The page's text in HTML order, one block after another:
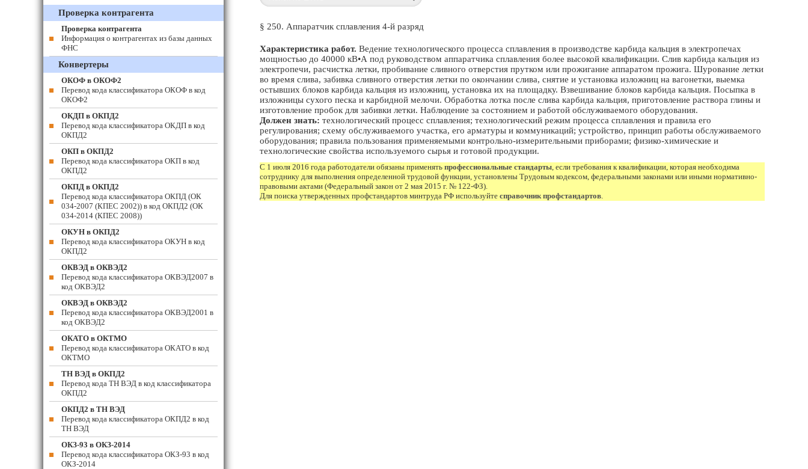
§ 250. Аппаратчик сплавления 4-й разряд
Характеристика работ. Ведение технологического процесса сплавления в производстве карбида кальция в электропечах
мощностью до 40000 кВ•А под руководством аппаратчика сплавления более высокой квалификации. Слив карбида кальция из
электропечи, расчистка летки, пробивание сливного отверстия прутком или прожигание аппаратом прожига. Шурование летки
во время слива, забивка сливного отверстия летки по окончании слива, снятие и установка изложниц на вагонетки, выемка
остывших блоков карбида кальция из изложниц, установка их на площадку. Взвешивание блоков карбида кальция. Посыпка в
изложницы сухого песка и карбидной мелочи. Обработка лотка после слива карбида кальция, приготовление раствора глины и
изготовление пробок для забивки летки. Наблюдение за состоянием и работой обслуживаемого оборудования.
Должен знать: технологический процесс сплавления; технологический режим процесса сплавления и правила его
регулирования; схему обслуживаемого участка, его арматуры и коммуникаций; устройство, принцип работы обслуживаемого
оборудования; правила пользования применяемыми контрольно-измерительными приборами; физико-химические и
технологические свойства используемого сырья и готовой продукции.
С 1 июля 2016 года работодатели обязаны применять профессиональные стандарты, если требования к квалификации, которая необходима
сотруднику для выполнения определенной трудовой функции, установлены Трудовым кодексом, федеральными законами или иными нормативно-
правовыми актами (Федеральный закон от 2 мая 2015 г. № 122-ФЗ).
Для поиска утвержденных профстандартов минтруда РФ используйте справочник профстандартов.
Проверка контрагента
Проверка контрагента
Информация о контрагентах из базы данных
ФНС
Конвертеры
ОКОФ в ОКОФ2
Перевод кода классификатора ОКОФ в код
ОКОФ2
ОКДП в ОКПД2
Перевод кода классификатора ОКДП в код
ОКПД2
ОКП в ОКПД2
Перевод кода классификатора ОКП в код
ОКПД2
ОКПД в ОКПД2
Перевод кода классификатора ОКПД (ОК
034-2007 (КПЕС 2002)) в код ОКПД2 (ОК
034-2014 (КПЕС 2008))
ОКУН в ОКПД2
Перевод кода классификатора ОКУН в код
ОКПД2
ОКВЭД в ОКВЭД2
Перевод кода классификатора ОКВЭД2007 в
код ОКВЭД2
ОКВЭД в ОКВЭД2
Перевод кода классификатора ОКВЭД2001 в
код ОКВЭД2
ОКАТО в ОКТМО
Перевод кода классификатора ОКАТО в код
ОКТМО
ТН ВЭД в ОКПД2
Перевод кода ТН ВЭД в код классификатора
ОКПД2
ОКПД2 в ТН ВЭД
Перевод кода классификатора ОКПД2 в код
ТН ВЭД
ОКЗ-93 в ОКЗ-2014
Перевод кода классификатора ОКЗ-93 в код
ОКЗ-2014